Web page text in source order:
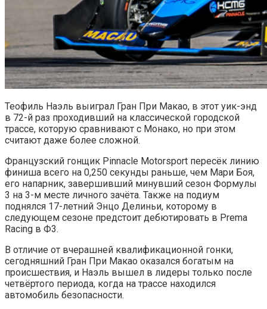
Теофиль Наэль выиграл Гран При Макао, в этот уик-энд
в 72-й раз проходивший на классической городской
трассе, которую сравнивают с Монако, но при этом
считают даже более сложной.
Французский гонщик Pinnacle Motorsport пересёк линию
финиша всего на 0,250 секунды раньше, чем Мари Боя,
его напарник, завершивший минувший сезон Формулы
3 на 3-м месте личного зачёта. Также на подиум
поднялся 17-летний Энцо Делиньи, которому в
следующем сезоне предстоит дебютировать в Prema
Racing в Ф3.
В отличие от вчерашней квалификационной гонки,
сегодняшний Гран При Макао оказался богатым на
происшествия, и Наэль вышел в лидеры только после
четвёртого периода, когда на трассе находился
автомобиль безопасности.